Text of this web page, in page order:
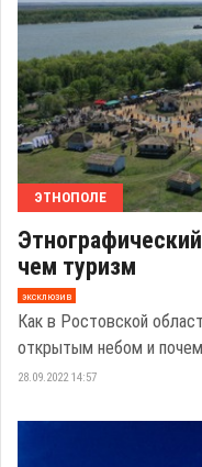
ЭТНОПОЛЕ
чем туризм
эксклюзив
Как в Ростовской
открытым небом и
28.09.2022 14:57